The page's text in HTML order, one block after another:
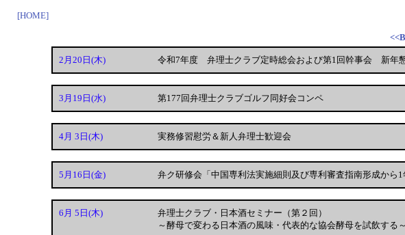
[HOME]
2月20日 (木) 令和7年度 弁理士クラブ定時総会および第1回幹事会 新年
3月19日 (水) 第177回弁理士クラブゴルフ同好会コンペ
4月 3日 (木) 実務修習慰労＆新人弁理士歓迎会
5月16日 (金) 弁ク研修会「中国専利法実施細則及び専利審査指南形成から
6月 5日 (木)
弁理士クラブ・日本酒セミナー（第２回）
～酵母で変わる日本酒の風味・代表的な協会酵母を試飲する～